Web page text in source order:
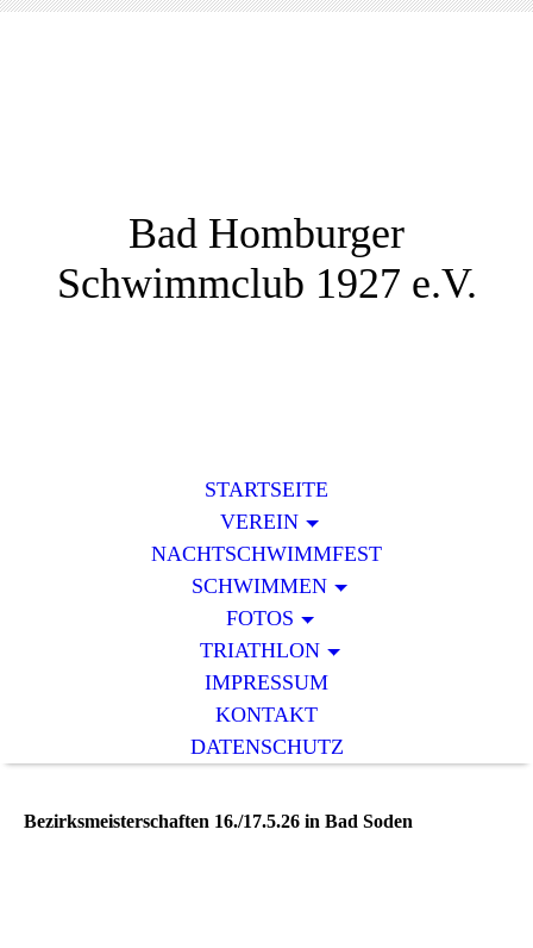
Bad Homburger
Schwimmclub 1927 e.V.
STARTSEITE
VEREIN
NACHTSCHWIMMFEST
SCHWIMMEN
FOTOS
TRIATHLON
IMPRESSUM
KONTAKT
DATENSCHUTZ
Bezirksmeisterschaften 16./17.5.26 in Bad Soden